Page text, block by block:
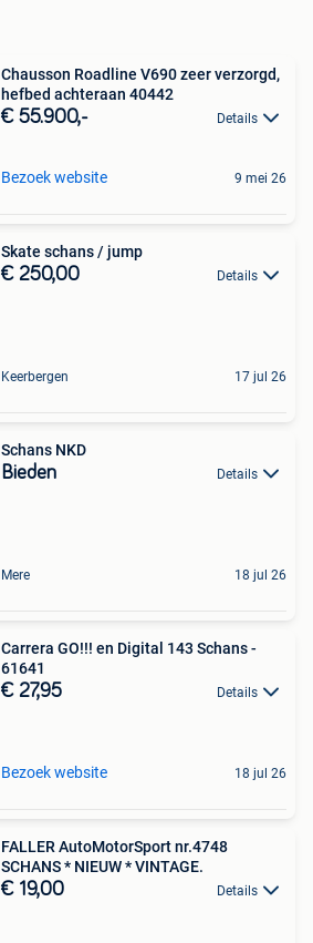
Chausson Roadline V690 zeer verzorgd,
hefbed achteraan 40442
€ 55.900,- Details
Bezoek website 9 mei 26
Skate schans / jump
€ 250,00 Details
Keerbergen 17 jul 26
Schans NKD
Bieden Details
Mere 18 jul 26
Carrera GO!!! en Digital 143 Schans -
61641
€ 27,95 Details
Bezoek website 18 jul 26
FALLER AutoMotorSport nr.4748
SCHANS * NIEUW * VINTAGE.
€ 19,00 Details